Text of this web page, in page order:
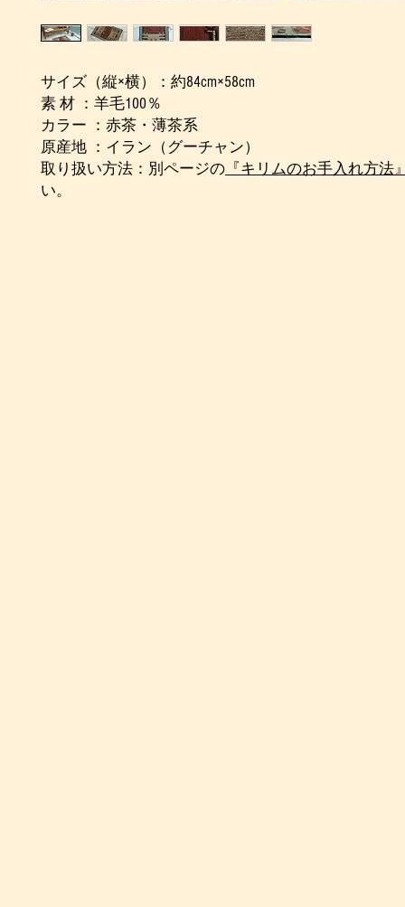
サイズ（縦×横）：約84cm×58cm
素 材 ：羊毛100％
カラー ：赤茶・薄茶系
原産地 ：イラン（グーチャン）
取り扱い方法：別ページの 『キリムのお手入れ方法
い。